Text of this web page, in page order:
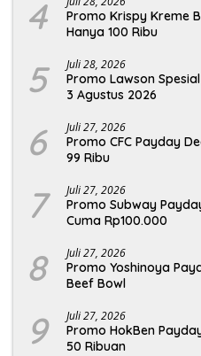
4
Promo Krispy Kreme
Hanya 100 Ribu
5 Juli 28, 2026
Promo Lawson
3 Agustus 2026
6 Juli 27, 2026
Promo CFC Payday
99 Ribu
7 Juli 27, 2026
Promo Subway
Cuma Rp100.000
8 Juli 27, 2026
Promo Yoshinoya
Beef Bowl
9 Juli 27, 2026
Promo HokBen
50 Ribuan